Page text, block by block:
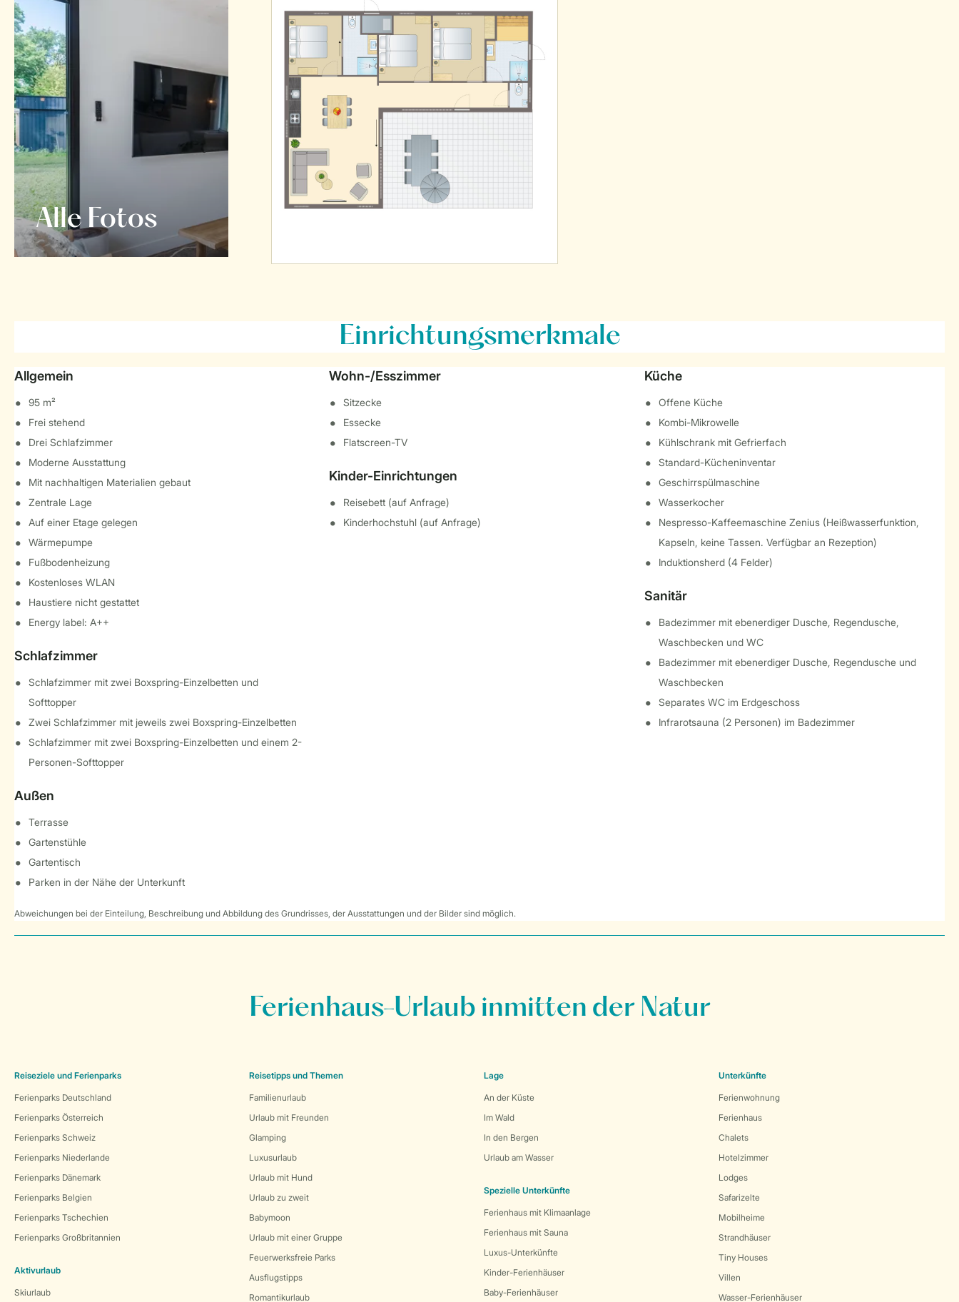
Alle Fotos
Einrichtungsmerkmale
Allgemein
95 m²
Frei stehend
Drei Schlafzimmer
Moderne Ausstattung
Mit nachhaltigen Materialien gebaut
Zentrale Lage
Auf einer Etage gelegen
Wärmepumpe
Fußbodenheizung
Kostenloses WLAN
Haustiere nicht gestattet
Energy label: A++
Schlafzimmer
Schlafzimmer mit zwei Boxspring-Einzelbetten und
Softtopper
Zwei Schlafzimmer mit jeweils zwei Boxspring-Einzelbetten
Schlafzimmer mit zwei Boxspring-Einzelbetten und einem 2-
Personen-Softtopper
Außen
Terrasse
Gartenstühle
Gartentisch
Parken in der Nähe der Unterkunft
Wohn-/Esszimmer
Sitzecke
Essecke
Flatscreen-TV
Kinder-Einrichtungen
Reisebett (auf Anfrage)
Kinderhochstuhl (auf Anfrage)
Küche
Offene Küche
Kombi-Mikrowelle
Kühlschrank mit Gefrierfach
Standard-Kücheninventar
Geschirrspülmaschine
Wasserkocher
Nespresso-Kaffeemaschine Zenius (Heißwasserfunktion,
Kapseln, keine Tassen. Verfügbar an Rezeption)
Induktionsherd (4 Felder)
Sanitär
Badezimmer mit ebenerdiger Dusche, Regendusche,
Waschbecken und WC
Badezimmer mit ebenerdiger Dusche, Regendusche und
Waschbecken
Separates WC im Erdgeschoss
Infrarotsauna (2 Personen) im Badezimmer
Abweichungen bei der Einteilung, Beschreibung und Abbildung des Grundrisses, der Ausstattungen und der Bilder sind möglich.
Ferienhaus-Urlaub inmitten der Natur
Reiseziele und Ferienparks
Ferienparks Deutschland
Ferienparks Österreich
Ferienparks Schweiz
Ferienparks Niederlande
Ferienparks Dänemark
Ferienparks Belgien
Ferienparks Tschechien
Ferienparks Großbritannien
Aktivurlaub
Skiurlaub
Reisetipps und Themen
Familienurlaub
Urlaub mit Freunden
Glamping
Luxusurlaub
Urlaub mit Hund
Urlaub zu zweit
Babymoon
Urlaub mit einer Gruppe
Feuerwerksfreie Parks
Ausflugstipps
Romantikurlaub
Lage
An der Küste
Im Wald
In den Bergen
Urlaub am Wasser
Spezielle Unterkünfte
Ferienhaus mit Klimaanlage
Ferienhaus mit Sauna
Luxus-Unterkünfte
Kinder-Ferienhäuser
Baby-Ferienhäuser
Unterkünfte
Ferienwohnung
Ferienhaus
Chalets
Hotelzimmer
Lodges
Safarizelte
Mobilheime
Strandhäuser
Tiny Houses
Villen
Wasser-Ferienhäuser